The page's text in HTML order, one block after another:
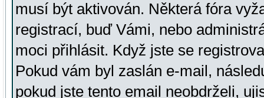
musí být aktivován. Některá fóra
registrací, buď Vámi, nebo
moci přihlásit. Když jste se
Pokud vám byl zaslán e-mail,
pokud jste tento email neobdrželi,